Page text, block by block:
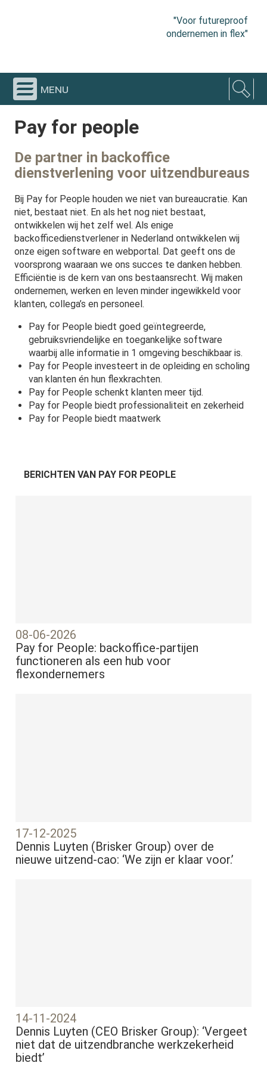
"Voor futureproof
ondernemen in flex"
menu
Pay for people
De partner in backoffice
dienstverlening voor uitzendbureaus
Bij Pay for People houden we niet van bureaucratie. Kan
niet, bestaat niet. En als het nog niet bestaat,
ontwikkelen wij het zelf wel. Als enige
backofficedienstverlener in Nederland ontwikkelen wij
onze eigen software en webportal. Dat geeft ons de
voorsprong waaraan we ons succes te danken hebben.
Efficiëntie is de kern van ons bestaansrecht. Wij maken
ondernemen, werken en leven minder ingewikkeld voor
klanten, collega’s en personeel.
Pay for People biedt goed geïntegreerde,
gebruiksvriendelijke en toegankelijke software
waarbij alle informatie in 1 omgeving beschikbaar is.
Pay for People investeert in de opleiding en scholing
van klanten én hun flexkrachten.
Pay for People schenkt klanten meer tijd.
Pay for People biedt professionaliteit en zekerheid
Pay for People biedt maatwerk
BERICHTEN VAN PAY FOR PEOPLE
08-06-2026
Pay for People: backoffice-partijen
functioneren als een hub voor
flexondernemers
17-12-2025
Dennis Luyten (Brisker Group) over de
nieuwe uitzend-cao: ‘We zijn er klaar voor.’
14-11-2024
Dennis Luyten (CEO Brisker Group): ‘Vergeet
niet dat de uitzendbranche werkzekerheid
biedt’